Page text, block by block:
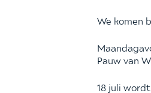
We komen
Pauw van
18 juli